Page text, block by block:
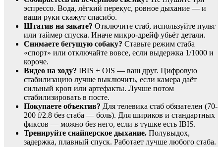
эспрессо. Вода, лёгкий перекус, ровное дыхание — и
ваши руки скажут спасибо.
Штатив на закате? Отключите стаб, используйте пульт
или таймер спуска. Иначе микро-дрейф убьёт детали.
Снимаете бегущую собаку? Ставьте режим стаба
«спорт» или отключайте вовсе, если выдержка 1/1000 и
короче.
Видео на ходу? IBIS + OIS — ваш друг. Цифровую
стабилизацию лучше выключить, если камера даёт
сильный кроп или артефакты. Лучше потом
стабилизировать в посте.
Покупаете объектив? Для телевика стаб обязателен (70-
200 f/2.8 без стаба — боль). Для шириков и стандартных
фиксов — можно без него, если в тушке есть IBIS.
Тренируйте снайперское дыхание. Полувыдох,
задержка, плавный спуск. Работает лучше любого стаба.